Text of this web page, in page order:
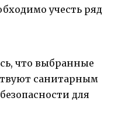
учесть ряд
что выбранные
санитарным
для